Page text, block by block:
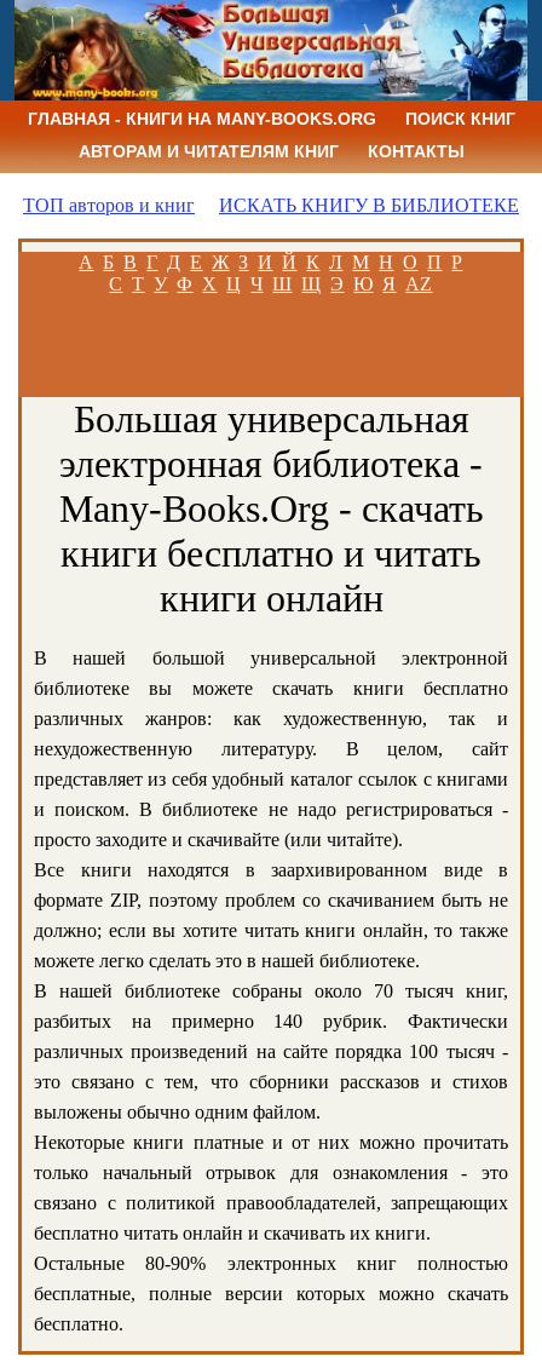
ГЛАВНАЯ - КНИГИ НА MANY-BOOKS.ORG
ПОИСК КНИГ
АВТОРАМ И ЧИТАТЕЛЯМ КНИГ
КОНТАКТЫ
ТОП авторов и книг ИСКАТЬ КНИГУ В БИБЛИОТЕКЕ
А Б В Г Д Е Ж З И Й К Л М Н О П Р
С Т У Ф Х Ц Ч Ш Щ Э Ю Я AZ
Большая универсальная
электронная библиотека -
Many-Books.Org - скачать
книги бесплатно и читать
книги онлайн
В нашей большой универсальной электронной
библиотеке вы можете скачать книги бесплатно
различных жанров: как художественную, так и
нехудожественную литературу. В целом, сайт
представляет из себя удобный каталог ссылок с книгами
и поиском. В библиотеке не надо регистрироваться -
просто заходите и скачивайте (или читайте).
Все книги находятся в заархивированном виде в
формате ZIP, поэтому проблем со скачиванием быть не
должно; если вы хотите читать книги онлайн, то также
можете легко сделать это в нашей библиотеке.
В нашей библиотеке собраны около 70 тысяч книг,
разбитых на примерно 140 рубрик. Фактически
различных произведений на сайте порядка 100 тысяч -
это связано с тем, что сборники рассказов и стихов
выложены обычно одним файлом.
Некоторые книги платные и от них можно прочитать
только начальный отрывок для ознакомления - это
связано с политикой правообладателей, запрещающих
бесплатно читать онлайн и скачивать их книги.
Остальные 80-90% электронных книг полностью
бесплатные, полные версии которых можно скачать
бесплатно.